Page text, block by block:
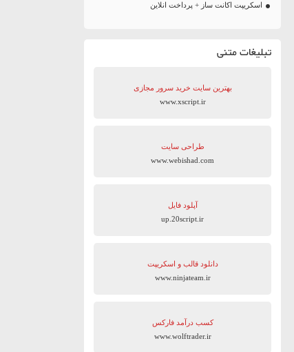
اسکریپت اکانت ساز + پرداخت انلاین
تبلیغات متنی
بهترین سایت‌ خرید سرور مجازی
www.xscript.ir
طراحی سایت
www.webishad.com
آپلود فایل
up.20script.ir
دانلود قالب و اسکریپت
www.ninjateam.ir
کسب درآمد فارکس
www.wolftrader.ir